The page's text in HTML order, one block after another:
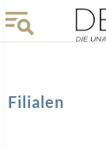
Filialen